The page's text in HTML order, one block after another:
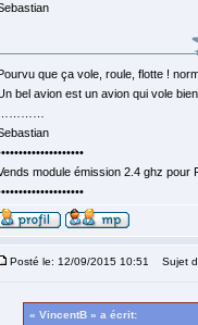
que ça vole, roule, flotte !
bel avion est un avion qui vole
module émission 2.4 ghz
Posté le: 12/09/2015 10:51 Sujet
« VincentB » a écrit: